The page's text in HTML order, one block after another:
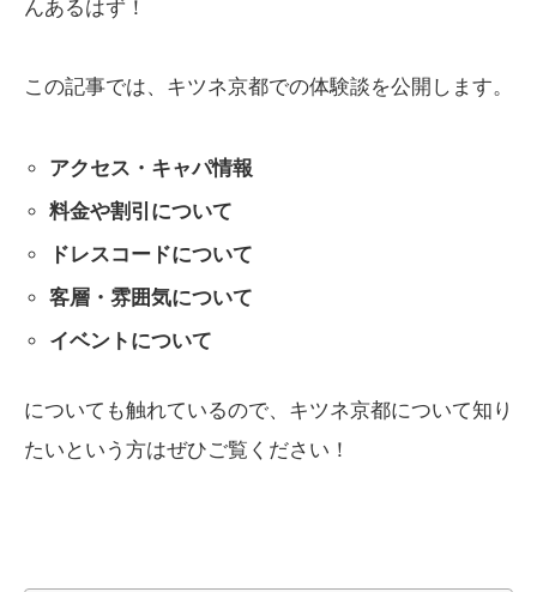
んあるはず！
この記事では、キツネ京都での体験談を公開します。
アクセス・キャパ情報
料金や割引について
ドレスコードについて
客層・雰囲気について
イベントについて
についても触れているので、キツネ京都について知り
たいという方はぜひご覧ください！